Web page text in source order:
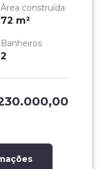
Área construída
72 m²
Banheiros
2